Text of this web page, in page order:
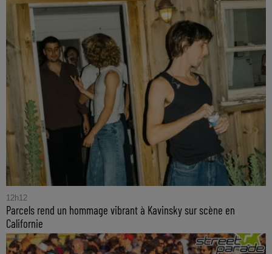
12h12
Parcels rend un hommage vibrant à Kavinsky sur scène en
Californie